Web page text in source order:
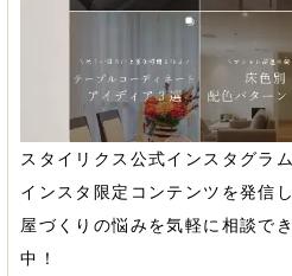
スタイリクス公式インスタグラ
インスタ限定コンテンツを発信
屋づくりの悩みを気軽に相談で
中！